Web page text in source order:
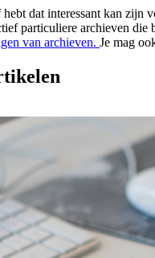
dat interessant kan zijn
particuliere archieven
van archieven. Je mag